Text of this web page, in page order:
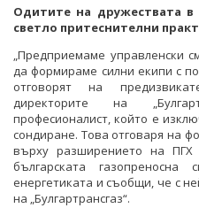
Одитите на дружествата в
светло притеснителни
„Предприемаме управленски
да формираме силни екипи с
отговорят на
директорите на
професионалист, който е
сондиране. Това отговаря на
върху разширението на ПГХ
българската
енергетиката и съобщи, че с
на „Булгартрансгаз“.